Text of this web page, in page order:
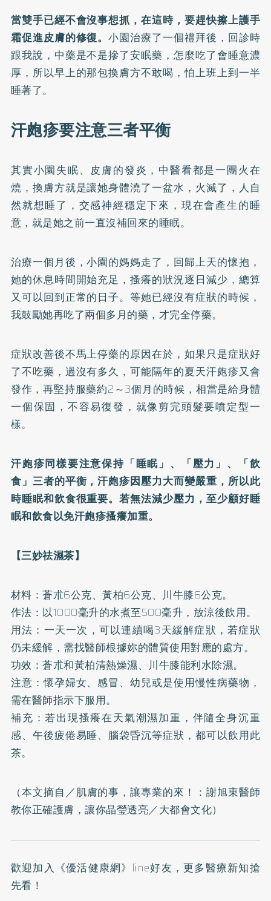
當雙手已經不會沒事想抓，在這時，要趕快擦上護手
霜促進皮膚的修復。小園治療了一個禮拜後，回診時
跟我說，中藥是不是摻了安眠藥，怎麼吃了會睡意濃
厚，所以早上的那包換膚方不敢喝，怕上班上到一半
睡著了。
汗皰疹要注意三者平衡
其實小園失眠、皮膚的發炎，中醫看都是一團火在
燒，換膚方就是讓她身體澆了一盆水，火滅了，人自
然就想睡了，交感神經穩定下來，現在會產生的睡
意，就是她之前一直沒補回來的睡眠。
治療一個月後，小園的媽媽走了，回歸上天的懷抱，
她的休息時間開始充足，搔癢的狀況逐日減少，總算
又可以回到正常的日子。等她已經沒有症狀的時候，
我鼓勵她再吃了兩個多月的藥，才完全停藥。
症狀改善後不馬上停藥的原因在於，如果只是症狀好
了不吃藥，過沒有多久，可能隔年的夏天汗皰疹又會
發作，再堅持服藥約2～3個月的時候，相當是給身體
一個保固，不容易復發，就像剪完頭髮要噴定型一
樣。
汗皰疹同樣要注意保持「睡眠」、「壓力」、「飲
食」三者的平衡，汗皰疹因壓力大而變嚴重，所以此
時睡眠和飲食很重要。若無法減少壓力，至少顧好睡
眠和飲食以免汗皰疹搔癢加重。
【三妙祛濕茶】
材料：蒼朮6公克、黃柏6公克、川牛膝6公克。
作法：以1000毫升的水煮至500毫升，放涼後飲用。
用法：一天一次，可以連續喝3天緩解症狀，若症狀
仍未緩解，需找醫師根據妳的體質使用對應的處方。
功效：蒼朮和黃柏清熱燥濕、川牛膝能利水除濕。
注意：懷孕婦女、感冒、幼兒或是使用慢性病藥物，
需在醫師指示下服用。
補充：若出現搔癢在天氣潮濕加重，伴隨全身沉重
感、午後疲倦易睡、腦袋昏沉等症狀，都可以飲用此
茶。
（本文摘自／肌膚的事，讓專業的來！：謝旭東醫師
教你正確護膚，讓你晶瑩透亮／大都會文化）
歡迎加入 《優活健康網》line好友 ，更多醫療新知搶
先看！